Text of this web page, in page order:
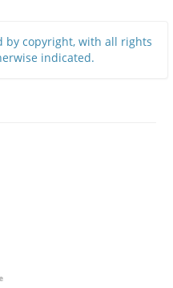
by copyright, with all rights
indicated.